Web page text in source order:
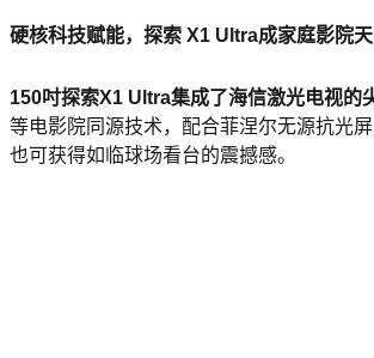
硬核科技赋能，探索 X1 Ultra成家庭影院
150吋探索X1 Ultra集成了海信激光电视的
等电影院同源技术，配合菲涅尔无源抗光
也可获得如临球场看台的震撼感。